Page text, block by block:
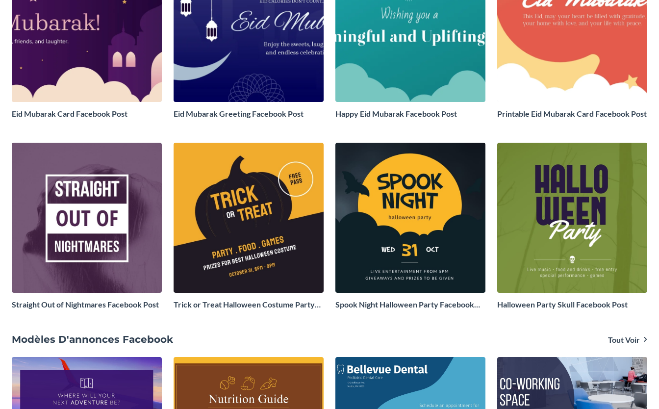
Eid Mubarak Card Facebook Post Eid Mubarak Greeting Facebook Post Happy Eid Mubarak Facebook Post Printable Eid Mubarak Card Facebook Post
Straight Out of Nightmares Facebook Post
Trick or Treat Halloween Costume Party
Spook Night Halloween Party Facebook
Halloween Party Skull Facebook Post
Modèles D'annonces Facebook Tout Voir